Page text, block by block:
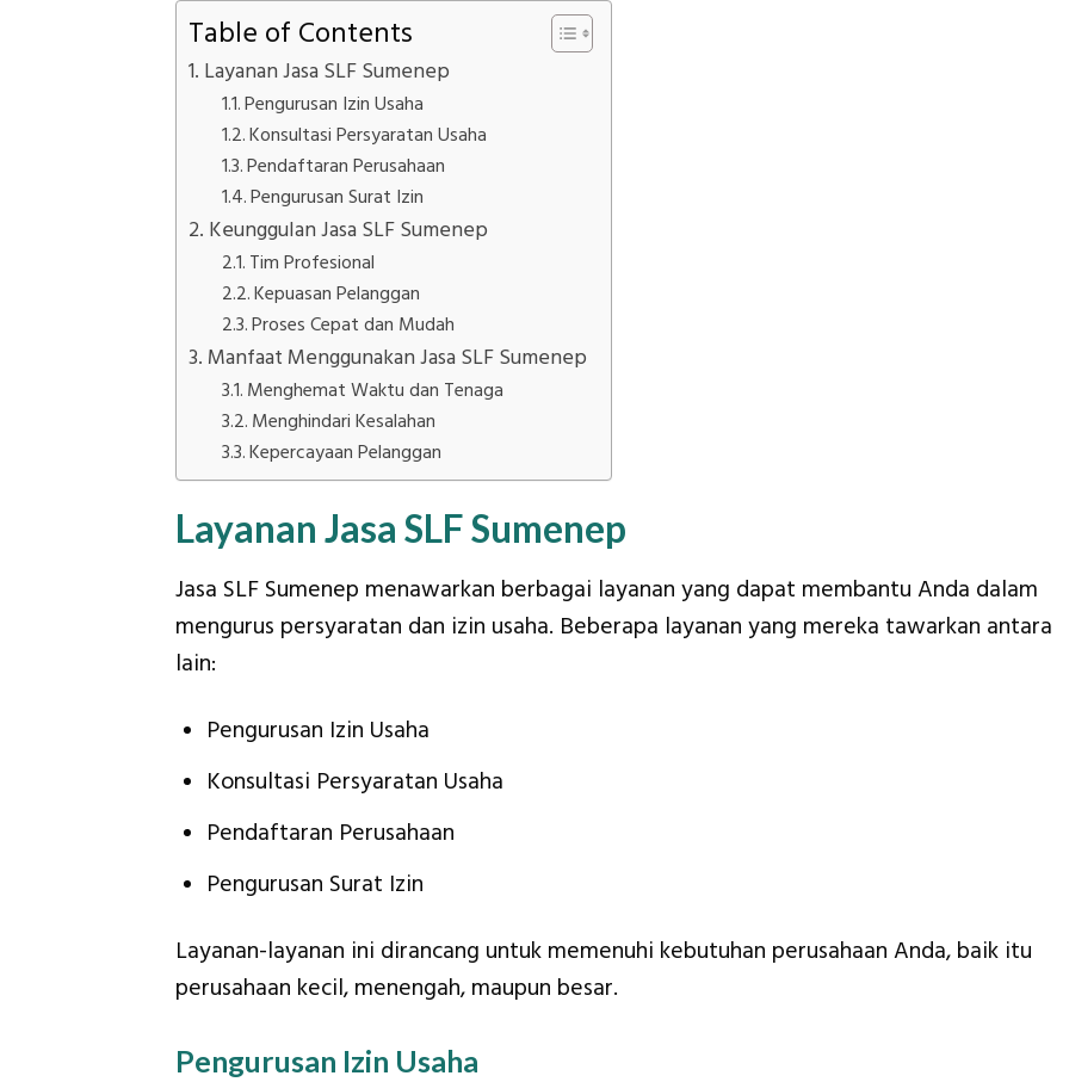
Table of Contents
Layanan Jasa SLF Sumenep
Pengurusan Izin Usaha
Konsultasi Persyaratan Usaha
Pendaftaran Perusahaan
Pengurusan Surat Izin
Keunggulan Jasa SLF Sumenep
Tim Profesional
Kepuasan Pelanggan
Proses Cepat dan Mudah
Manfaat Menggunakan Jasa SLF Sumenep
Menghemat Waktu dan Tenaga
Menghindari Kesalahan
Kepercayaan Pelanggan
Layanan Jasa SLF Sumenep
Jasa SLF Sumenep menawarkan berbagai layanan yang dapat membantu Anda dalam
mengurus persyaratan dan izin usaha. Beberapa layanan yang mereka tawarkan antara
lain:
Pengurusan Izin Usaha
Konsultasi Persyaratan Usaha
Pendaftaran Perusahaan
Pengurusan Surat Izin
Layanan-layanan ini dirancang untuk memenuhi kebutuhan perusahaan Anda, baik itu
perusahaan kecil, menengah, maupun besar.
Pengurusan Izin Usaha